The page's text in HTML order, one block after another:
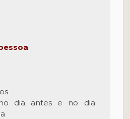
dia antes e no dia